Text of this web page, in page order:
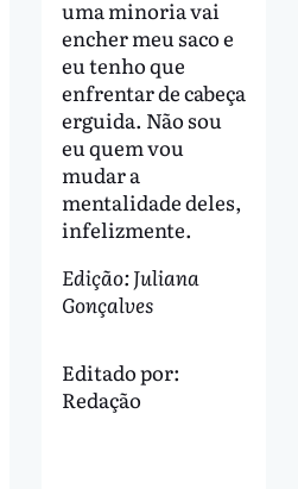
uma minoria vai
encher meu saco e
eu tenho que
enfrentar de cabeça
erguida. Não sou
eu quem vou
mudar a
mentalidade deles,
infelizmente.
Edição: Juliana
Gonçalves
Editado por:
Redação